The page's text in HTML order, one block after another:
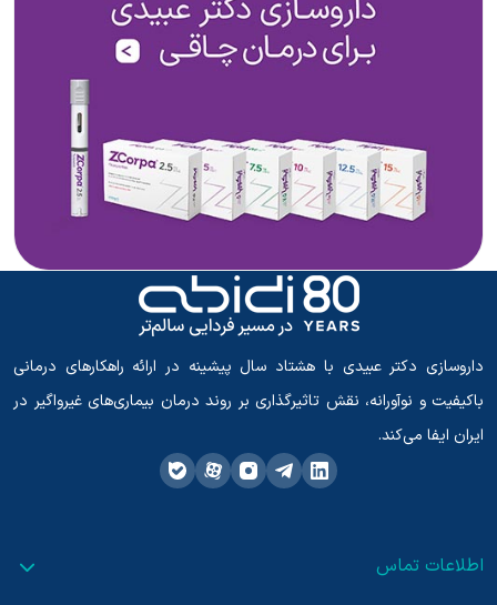
داروسازی دکتر عبیدی با هشتاد سال پیشینه در ارائه راهکارهای درمانی
باکیفیت و نوآورانه، نقش تاثیرگذاری بر روند درمان بیماری‌های غیرواگیر در
ایران ایفا می‌کند.
اطلاعات تماس